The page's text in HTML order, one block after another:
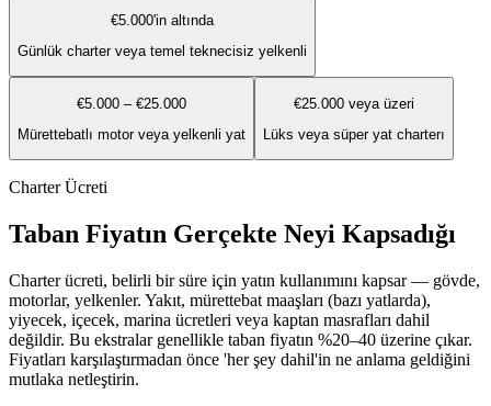
€5.000'in altında
Günlük charter veya temel teknecisiz yelkenli
€5.000 – €25.000
Mürettebatlı motor veya yelkenli yat
€25.000 veya üzeri
Lüks veya süper yat charterı
Charter Ücreti
Taban Fiyatın Gerçekte Neyi Kapsadığı
Charter ücreti, belirli bir süre için yatın kullanımını kapsar — gövde,
motorlar, yelkenler. Yakıt, mürettebat maaşları (bazı yatlarda),
yiyecek, içecek, marina ücretleri veya kaptan masrafları dahil
değildir. Bu ekstralar genellikle taban fiyatın %20–40 üzerine çıkar.
Fiyatları karşılaştırmadan önce 'her şey dahil'in ne anlama geldiğini
mutlaka netleştirin.